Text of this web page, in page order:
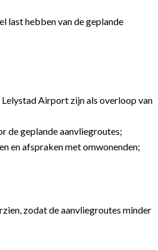
last hebben van de geplande
Airport zijn als overloop van
de geplande aanvliegroutes;
en afspraken met omwonenden;
zodat de aanvliegroutes minder